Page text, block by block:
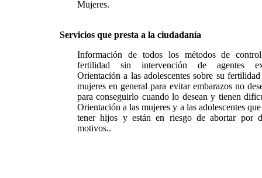
Mujeres.
Servicios que presta a la ciudadanía
Información de todos los métodos de
fertilidad sin intervención de agentes
Orientación a las adolescentes sobre su
mujeres en general para evitar embarazos no
para conseguirlo cuando lo desean y tienen
Orientación a las mujeres y a las adolescentes que
tener hijos y están en riesgo de abortar por
motivos..